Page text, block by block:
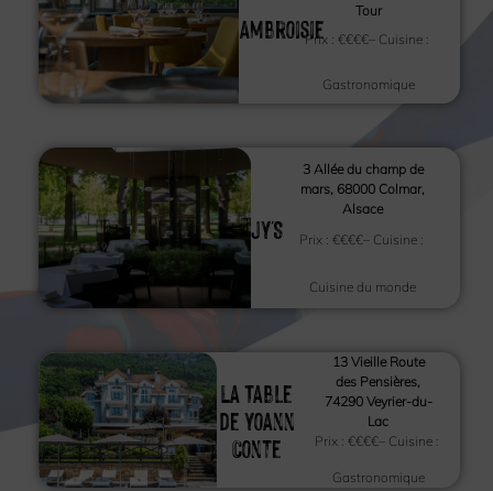
Ambroisie
Tour
Prix : €€€€– Cuisine :
Gastronomique
JY'S
3 Allée du champ de
mars, 68000 Colmar,
Alsace
Prix : €€€€– Cuisine :
Cuisine du monde
La Table
de Yoann
Conte
13 Vieille Route
des Pensières,
74290 Veyrier-du-
Lac
Prix : €€€€– Cuisine :
Gastronomique